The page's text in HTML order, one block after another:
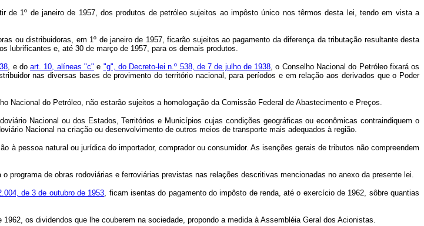
1º de janeiro de 1957, dos produtos de petróleo sujeitos ao impôsto único nos têrmos desta lei, tendo em vista a
ou distribuidoras, em 1º de janeiro de 1957, ficarão sujeitos ao pagamento da diferença da tributação resultante desta
lubrificantes e, até 30 de março de 1957, para os demais produtos.
, e doart. 10, alíneas "c" e "g", do Decreto-lei n.º 538, de 7 de julho de 1938, o Conselho Nacional do Petróleo fixará os
nas diversas bases de provimento do território nacional, para períodos e em relação aos derivados que o Poder
Nacional do Petróleo, não estarão sujeitos a homologação da Comissão Federal de Abastecimento e Preços.
Nacional ou dos Estados, Territórios e Municípios cujas condições geográficas ou econômicas contraindiquem o
Nacional na criação ou desenvolvimento de outros meios de transporte mais adequados à região.
à pessoa natural ou jurídica do importador, comprador ou consumidor. As isenções gerais de tributos não compreendem
de obras rodoviárias e ferroviárias previstas nas relações descritivas mencionadas no anexo da presente lei.
de 3 de outubro de 1953, ficam isentas do pagamento do impôsto de renda, até o exercício de 1962, sôbre quantias
os dividendos que lhe couberem na sociedade, propondo a medida à Assembléia Geral dos Acionistas.